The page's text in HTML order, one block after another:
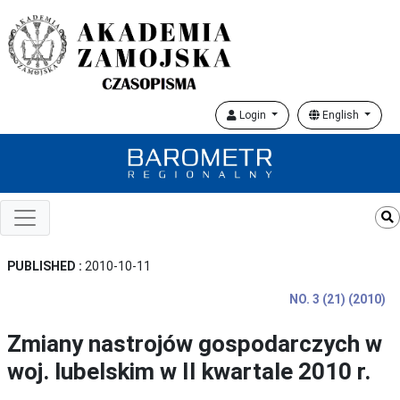
Login English
PUBLISHED : 2010-10-11
NO. 3 (21) (2010)
Zmiany nastrojów gospodarczych w
woj. lubelskim w II kwartale 2010 r.